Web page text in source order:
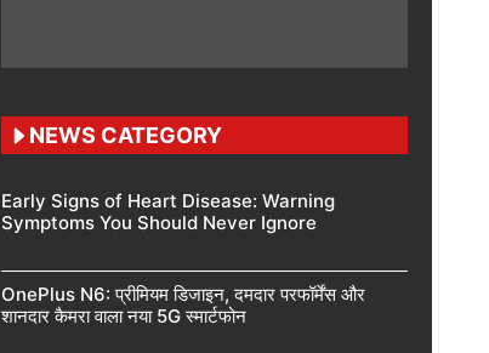
NEWS CATEGORY
Early Signs of Heart Disease: Warning
Symptoms You Should Never Ignore
OnePlus N6: प्रीमियम डिजाइन, दमदार परफॉर्मेंस और
शानदार कैमरा वाला नया 5G स्मार्टफोन